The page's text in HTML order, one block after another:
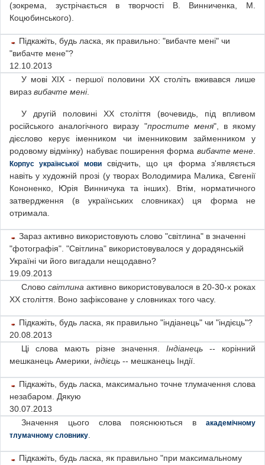
(зокрема, зустрічається в творчості В. Винниченка, М.
Коцюбинського).
Підкажіть, будь ласка, як правильно: "вибачте мені" чи
"вибачте мене"?
12.10.2013
У мові ХІХ - першої половини ХХ століть вживався лише
вираз вибачте мені.
У другій половині ХХ століття (вочевидь, під впливом
російського аналогічного виразу "простите меня", в якому
дієслово керує іменником чи іменниковим займенником у
родовому відмінку) набуває поширення форма вибачте мене
Корпус української мовисвідчить, що ця форма з'являється
навіть у художній прозі (у творах Володимира Малика, Євгенії
Кононенко, Юрія Винничука та інших). Втім, норматичного
затвердження (в українських словниках) ця форма не
отримала.
Зараз активно використовують слово "світлина" в значенні
"фотографія". "Світлина" використовувалося у дорадянській
Україні чи його вигадали нещодавно?
19.09.2013
Слово світлина активно використовувалося в 20-30-х роках
ХХ століття. Воно зафіксоване у словниках того часу.
Підкажіть, будь ласка, як правильно "індіанець" чи "індієць"?
20.08.2013
Ці слова мають різне значення.Індіанець -- корінний
мешканець Америки, індієць -- мешканець Індії.
Підкажіть, будь ласка, максимально точне тлумачення слова
незабаром. Дякую
30.07.2013
Значення цього слова пояснюються в академічному
тлумачному словнику
Підкажіть, будь ласка, як правильно "при максимальному